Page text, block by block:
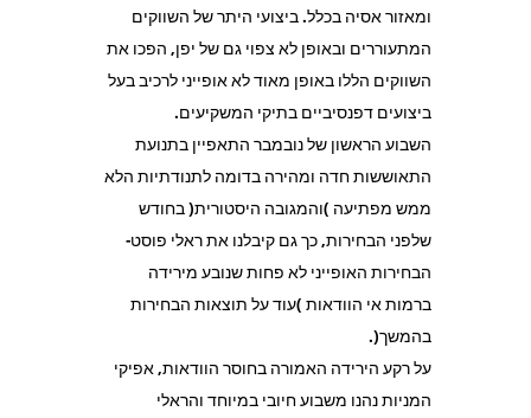
ומאזור אסיה בכלל. ביצועי היתר של השווקים
המתעוררים ובאופן לא צפוי גם של יפן, הפכו את
השווקים הללו באופן מאוד לא אופייני לרכיב בעל
ביצועים דפנסיביים בתיקי המשקיעים.
השבוע הראשון של נובמבר התאפיין בתנועת
התאוששות חדה ומהירה בדומה לתנודתיות הלא
ממש מפתיעה )והמגובה היסטורית( בחודש
שלפני הבחירות, כך גם קיבלנו את ראלי פוסט-
הבחירות האופייני לא פחות שנובע מירידה
ברמות אי הוודאות )עוד על תוצאות הבחירות
בהמשך(.
על רקע הירידה האמורה בחוסר הוודאות, אפיקי
המניות נהנו משבוע חיובי במיוחד והראלי